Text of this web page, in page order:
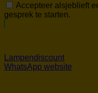
Accepteer alsjeblieft
gesprek te starten.
Lampendiscount
WhatsApp website